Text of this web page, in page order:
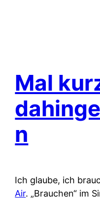
Mal
n
Ich glaube, ich
Air. „Brauchen“ im